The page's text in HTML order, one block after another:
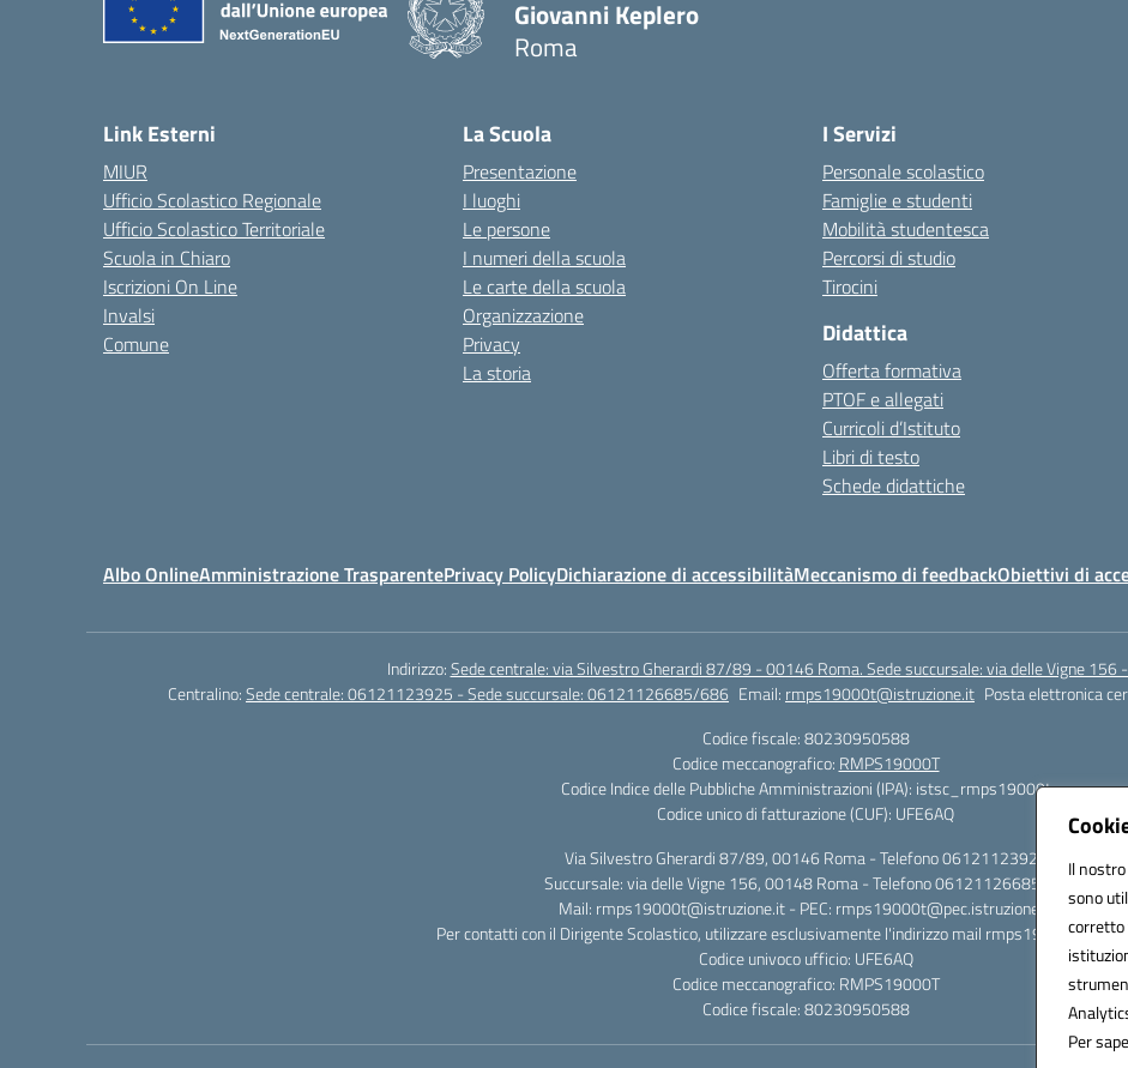
Il
sono
corretto
Per
Giovanni Keplero
Roma
Link Esterni
MIUR
Ufficio Scolastico Regionale
Ufficio Scolastico Territoriale
Scuola in Chiaro
Iscrizioni On Line
Invalsi
Comune
La Scuola
Presentazione
I luoghi
Le persone
I numeri della scuola
Le carte della scuola
Organizzazione
Privacy
La storia
I Servizi
Personale scolastico
Famiglie e studenti
Mobilità studentesca
Percorsi di studio
Tirocini
Didattica
Offerta formativa
PTOF e allegati
Curricoli d’Istituto
Libri di testo
Schede didattiche
Albo OnlineAmministrazione TrasparentePrivacy PolicyDichiarazione di accessibilitàMeccanismo di feedbackObiettivi di
Indirizzo:Sede centrale: via Silvestro Gherardi 87/89 - 00146 Roma. Sede succursale: via delle Vigne 156
Centralino:Sede centrale: 06121123925 - Sede succursale: 06121126685/686 Email: rmps19000t@istruzione.it Posta elettronica
Codice fiscale: 80230950588
Codice meccanografico: RMPS19000T
Codice Indice delle Pubbliche Amministrazioni (IPA): istsc_rmps19000t
Codice unico di fatturazione (CUF): UFE6AQ
Via Silvestro Gherardi 87/89, 00146 Roma - Telefono 06121123925
Succursale: via delle Vigne 156, 00148 Roma - Telefono 06121126685/86
Mail: rmps19000t@istruzione.it - PEC: rmps19000t@pec.istruzione.it
Per contatti con il Dirigente Scolastico, utilizzare esclusivamente l'indirizzo mail
Codice univoco ufficio: UFE6AQ
Codice meccanografico: RMPS19000T
Codice fiscale: 80230950588